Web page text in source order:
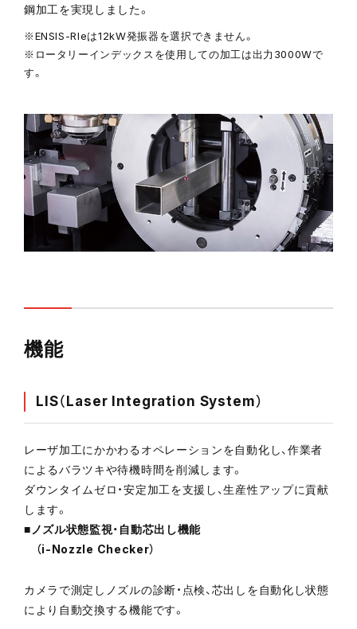
鋼加工を実現しました。
※ENSIS-RIeは12kW発振器を選択できません。
※ロータリーインデックスを使用しての加工は出力3000Wで
す。
機能
LIS（Laser Integration System）
レーザ加工にかかわるオペレーションを自動化し、作業者
によるバラツキや待機時間を削減します。
ダウンタイムゼロ・安定加工を支援し、生産性アップに貢献
します。
■ノズル状態監視・自動芯出し機能
（i-Nozzle Checker）
カメラで測定しノズルの診断・点検、芯出しを自動化し状態
により自動交換する機能です。